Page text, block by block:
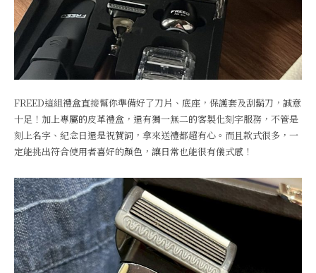
FREED這組禮盒直接幫你準備好了刀片、底座，保護套及刮鬍刀，誠意
十足！加上專屬的皮革禮盒，還有獨一無二的客製化刻字服務，不管是
刻上名字、紀念日還是祝賀詞，拿來送禮都超有心。而且款式很多，一
定能挑出符合使用者喜好的顏色，讓日常也能很有儀式感！